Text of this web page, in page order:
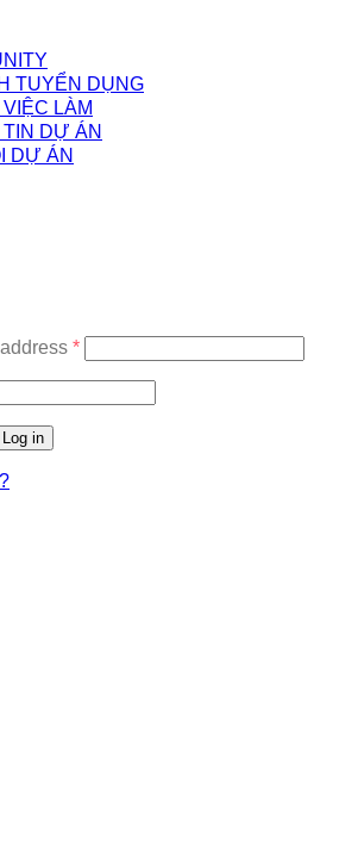
TUYỂN DỤNG
LÀM
DỰ ÁN
DỰ ÁN
*Required
Log in